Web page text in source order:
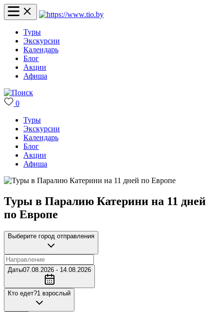
Туры
Экскурсии
Календарь
Блог
Акции
Афиша
0
Туры
Экскурсии
Календарь
Блог
Акции
Афиша
Туры в Паралию Катерини на 11 дней
по Европе
Выберите город отправления
Даты07.08.2026 - 14.08.2026
Кто едет?1 взрослый